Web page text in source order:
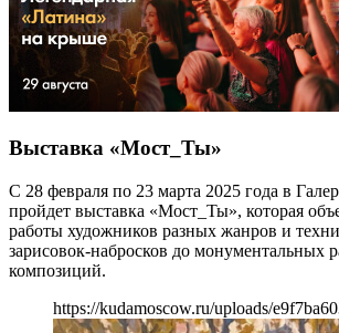
Выставка «Мост_Ты»
С 28 февраля по 23 марта 2025 года в
пройдет выставка «Мост_Ты», которая
работы художников разных жанров и
зарисовок-набросков до монументальных
композиций.
https://kudamoscow.ru/uploads/